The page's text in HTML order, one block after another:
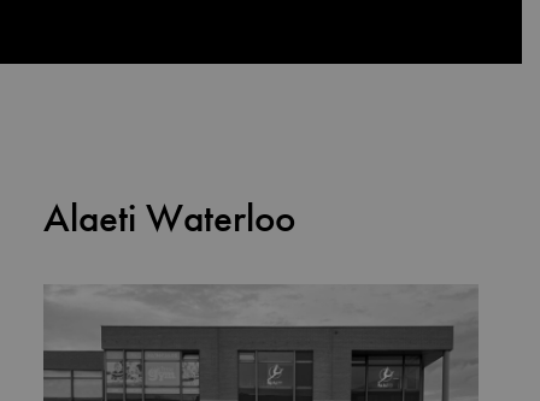
Alaeti Waterloo